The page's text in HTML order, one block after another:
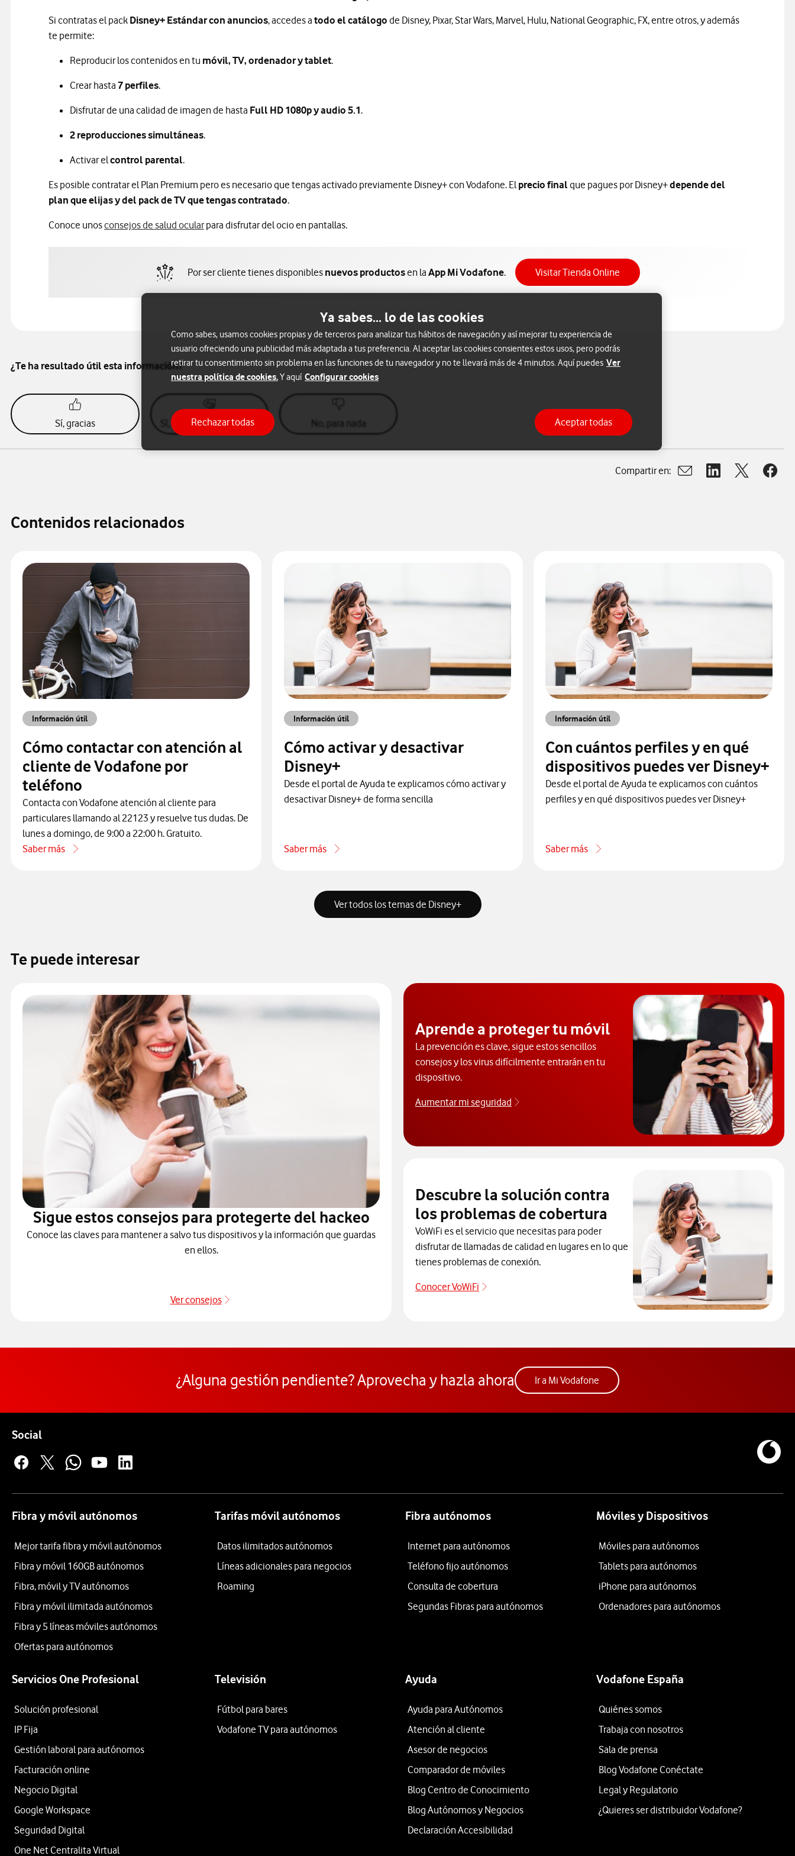
Si contratas el pack Disney+ Estándar con anuncios, accedes a todo el catálogo de Disney, Pixar, Star Wars, Marvel, Hulu, National Geographic, FX, entre otros, y además
te permite:
Reproducir los contenidos en tu móvil, TV, ordenador y tablet.
Crear hasta 7 perfiles.
Disfrutar de una calidad de imagen de hasta Full HD 1080p y audio 5.1.
2 reproducciones simultáneas.
Activar elcontrol parental.
Es posible contratar el Plan Premium pero es necesario que tengas activado previamente Disney+ con Vodafone. Elprecio final que pagues por Disney+depende del
plan que elijas y del pack de TV que tengas contratado.
Conoce unosconsejos de salud ocularpara disfrutar del ocio en pantallas.
Por ser cliente tienes disponibles nuevos productosen laApp Mi Vodafone. Visitar Tienda Online Acceso a Tienda Online
¿Te ha resultado útil esta información?
Sí, gracias Sí, con queja a Vodafone No, para nada
Compartir en:
Abrir ventana para
Abrir ventana para
Abrir Abrir
Contenidos relacionados
Información útil
Cómo contactar con atención al
cliente de Vodafone por
teléfono
Contacta con Vodafone atención al cliente para
particulares llamando al 22123 y resuelve tus dudas. De
lunes a domingo, de 9:00 a 22:00 h. Gratuito.
Saber más
acerca de Cómo contactar con atención al cliente de Vodafone por teléfono
Información útil
Cómo activar y desactivar
Disney+
Desde el portal de Ayuda te explicamos cómo activar y
desactivar Disney+ de forma sencilla
Saber más
acerca de Cómo activar y desactivar Disney+
Información útil
Con cuántos perfiles y en qué
dispositivos puedes ver Disney+
Desde el portal de Ayuda te explicamos con cuántos
perfiles y en qué dispositivos puedes ver Disney+
Saber más
acerca de Con cuántos perfiles y en qué dispositivos puedes
Ver todos los temas de Disney+
Te puede interesar
Sigue estos consejos para protegerte del hackeo
Conoce las claves para mantener a salvo tus dispositivos y la información que guardas
en ellos.
Ver consejos
Aprende a proteger tu móvil
La prevención es clave, sigue estos sencillos
consejos y los virus difícilmente entrarán en tu
dispositivo.
Aumentar mi seguridad
Aprende a proteger tu móvil de virus.
Descubre la solución contra
los problemas de cobertura
VoWiFi es el servicio que necesitas para poder
disfrutar de llamadas de calidad en lugares en lo que
tienes problemas de conexión.
Conocer VoWiFi
Descubre la solución contra los problemas de cobertura. abre ventana
¿Alguna gestión pendiente? Aprovecha y hazla ahora Ir a Mi VodafoneAcceder a la app Mi Vodafone. Abre ventana
SocialEnlaces a las redes sociales de Vodafone
Fibra y móvil autónomos
Mejor tarifa fibra y móvil autónomos
Fibra y móvil 160GB autónomos
Fibra, móvil y TV autónomos
Fibra y móvil ilimitada autónomos
Fibra y 5 líneas móviles autónomos
Ofertas para autónomos
Tarifas móvil autónomos
Datos ilimitados autónomos
Líneas adicionales para negocios
Roaming
Fibra autónomos
Internet para autónomos
Teléfono fijo autónomos
Consulta de cobertura
Segundas Fibras para autónomos
Móviles y Dispositivos
Móviles para autónomos
Tablets para autónomos
iPhone para autónomos
Ordenadores para autónomos
Servicios One Profesional
Solución profesional
IP Fija
Gestión laboral para autónomos
Facturación online
Negocio Digital
Google Workspace
Seguridad Digital
One Net Centralita Virtual
Televisión
Fútbol para bares
Vodafone TV para autónomos
Ayuda
Ayuda para Autónomos
Atención al cliente
Asesor de negocios
Comparador de móviles
Blog Centro de Conocimiento
Blog Autónomos y Negocios
Declaración Accesibilidad
Vodafone España
Quiénes somos
Trabaja con nosotros
Sala de prensa
Blog Vodafone Conéctate
Legal y Regulatorio
¿Quieres ser distribuidor Vodafone?
Ya sabes... lo de las cookies
Como sabes, usamos cookies propias y de terceros para analizar tus hábitos de navegación y así mejorar tu experiencia de
usuario ofreciendo una publicidad más adaptada a tus preferencia. Al aceptar las cookies consientes estos usos, pero podrás
retirar tu consentimiento sin problema en las funciones de tu navegador y no te llevará más de 4 minutos. Aquí puedes Ver
nuestra política de cookies.Y aquí Configurar cookies
Rechazar todas Aceptar todas